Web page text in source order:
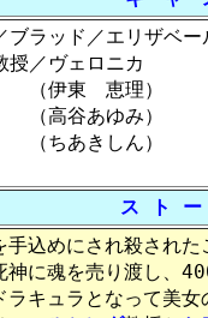
／ブラッド／エ
グ教授／ヴェ
東 恵理） ジ
（高谷あゆみ
ちあきしん）
ス ト
手込めにされ殺された
神に魂を売り渡し、
ラキュラとなって美